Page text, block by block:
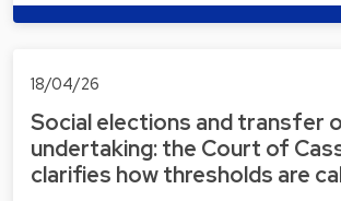
18/04/26
Social elections and transfer
undertaking: the Court of
clarifies how thresholds are